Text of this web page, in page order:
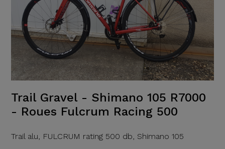
Trail Gravel - Shimano 105 R7000
- Roues Fulcrum Racing 500
Trail alu, FULCRUM rating 500 db, Shimano 105